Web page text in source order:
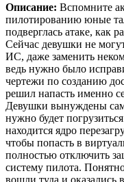
Описание: Вспомните
пилотированию юные
подверглась атаке, как
Сейчас девушки не
ИС, даже заменить
ведь нужно было
чертежи по созданию
решил напасть именно
Девушки вынуждены
нужно будет
находится ядро
чтобы попасть в
полностью отключить
систему пилота.
вошли туда и оказались